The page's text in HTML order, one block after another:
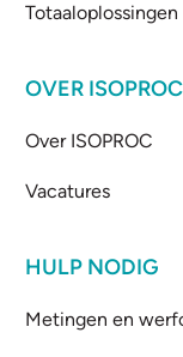
Totaaloplossingen
OVER ISOPROC
Over ISOPROC
Vacatures
HULP NODIG
Metingen en